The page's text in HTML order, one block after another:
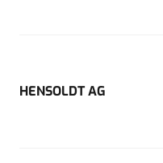
HENSOLDT AG